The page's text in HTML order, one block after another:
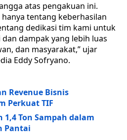
atas pengakuan ini.
tentang keberhasilan
dedikasi tim kami untuk
dampak yang lebih luas
dan masyarakat,” ujar
Eddy Sofryano.
Revenue Bisnis
Perkuat TIF
Ton Sampah dalam
Pantai